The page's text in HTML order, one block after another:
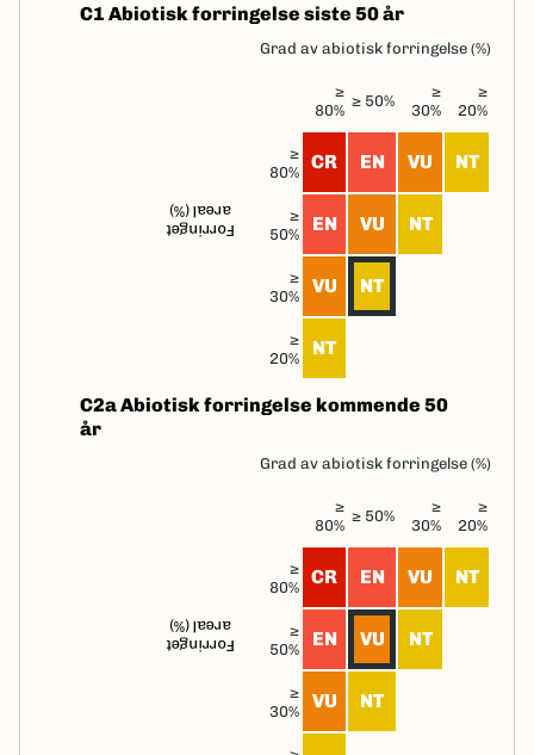
C1 Abiotisk forringelse siste 50 år
Grad av abiotisk forringelse (%)
Forringet
areal (%)
≥
80% ≥ 50%
≥
30%
≥
20%
≥
80%
CR EN VU NT
≥
50%
EN VU NT
≥
30%
VU NT
≥
20%
NT
C2a Abiotisk forringelse kommende 50
år
Grad av abiotisk forringelse (%)
Forringet
areal (%)
≥
80% ≥ 50%
≥
30%
≥
20%
≥
80%
CR EN VU NT
≥
50%
EN VU NT
≥
30%
VU NT